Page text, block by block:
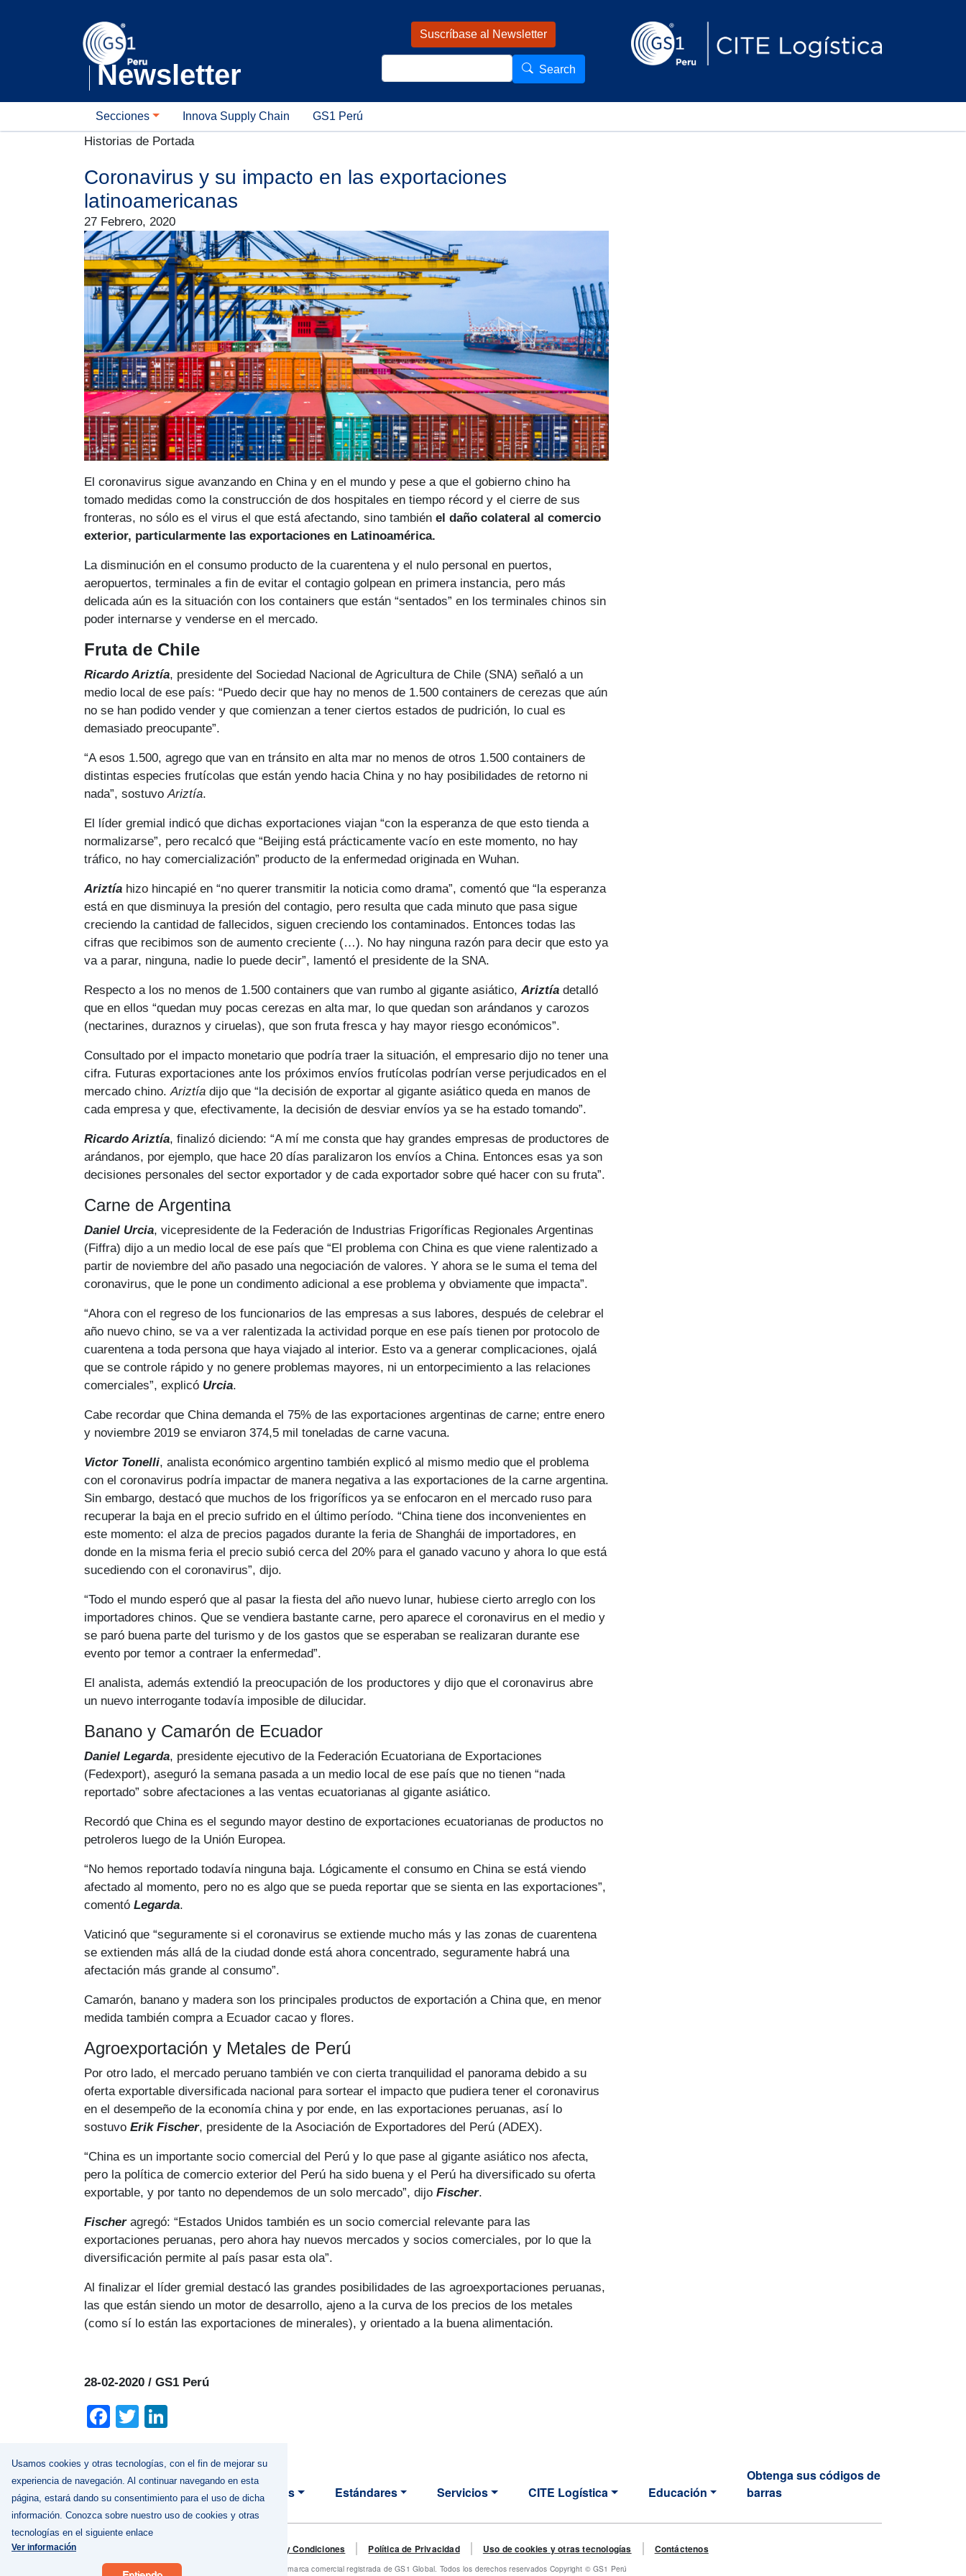
Newsletter
Suscríbase al Newsletter
Search
GS1 Newsletter
Secciones Innova Supply Chain GS1 Perú
Historias de Portada
Coronavirus y su impacto en las exportaciones
latinoamericanas
27 Febrero, 2020
El coronavirus sigue avanzando en China y en el mundo y pese a que el gobierno chino ha
tomado medidas como la construcción de dos hospitales en tiempo récord y el cierre de sus
fronteras, no sólo es el virus el que está afectando, sino también el daño colateral al comercio
exterior, particularmente las exportaciones en Latinoamérica.
La disminución en el consumo producto de la cuarentena y el nulo personal en puertos,
aeropuertos, terminales a fin de evitar el contagio golpean en primera instancia, pero más
delicada aún es la situación con los containers que están “sentados” en los terminales chinos sin
poder internarse y venderse en el mercado.
Fruta de Chile
Ricardo Ariztía, presidente del Sociedad Nacional de Agricultura de Chile (SNA) señaló a un
medio local de ese país: “Puedo decir que hay no menos de 1.500 containers de cerezas que aún
no se han podido vender y que comienzan a tener ciertos estados de pudrición, lo cual es
demasiado preocupante”.
“A esos 1.500, agrego que van en tránsito en alta mar no menos de otros 1.500 containers de
distintas especies frutícolas que están yendo hacia China y no hay posibilidades de retorno ni
nada”, sostuvo Ariztía.
El líder gremial indicó que dichas exportaciones viajan “con la esperanza de que esto tienda a
normalizarse”, pero recalcó que “Beijing está prácticamente vacío en este momento, no hay
tráfico, no hay comercialización” producto de la enfermedad originada en Wuhan.
Ariztía hizo hincapié en “no querer transmitir la noticia como drama”, comentó que “la esperanza
está en que disminuya la presión del contagio, pero resulta que cada minuto que pasa sigue
creciendo la cantidad de fallecidos, siguen creciendo los contaminados. Entonces todas las
cifras que recibimos son de aumento creciente (…). No hay ninguna razón para decir que esto ya
va a parar, ninguna, nadie lo puede decir”, lamentó el presidente de la SNA.
Respecto a los no menos de 1.500 containers que van rumbo al gigante asiático, Ariztía detalló
que en ellos “quedan muy pocas cerezas en alta mar, lo que quedan son arándanos y carozos
(nectarines, duraznos y ciruelas), que son fruta fresca y hay mayor riesgo económicos”.
Consultado por el impacto monetario que podría traer la situación, el empresario dijo no tener una
cifra. Futuras exportaciones ante los próximos envíos frutícolas podrían verse perjudicados en el
mercado chino. Ariztía dijo que “la decisión de exportar al gigante asiático queda en manos de
cada empresa y que, efectivamente, la decisión de desviar envíos ya se ha estado tomando”.
Ricardo Ariztía, finalizó diciendo: “A mí me consta que hay grandes empresas de productores de
arándanos, por ejemplo, que hace 20 días paralizaron los envíos a China. Entonces esas ya son
decisiones personales del sector exportador y de cada exportador sobre qué hacer con su fruta”.
Carne de Argentina
Daniel Urcia, vicepresidente de la Federación de Industrias Frigoríficas Regionales Argentinas
(Fiffra) dijo a un medio local de ese país que “El problema con China es que viene ralentizado a
partir de noviembre del año pasado una negociación de valores. Y ahora se le suma el tema del
coronavirus, que le pone un condimento adicional a ese problema y obviamente que impacta”.
“Ahora con el regreso de los funcionarios de las empresas a sus labores, después de celebrar el
año nuevo chino, se va a ver ralentizada la actividad porque en ese país tienen por protocolo de
cuarentena a toda persona que haya viajado al interior. Esto va a generar complicaciones, ojalá
que se controle rápido y no genere problemas mayores, ni un entorpecimiento a las relaciones
comerciales”, explicó Urcia.
Cabe recordar que China demanda el 75% de las exportaciones argentinas de carne; entre enero
y noviembre 2019 se enviaron 374,5 mil toneladas de carne vacuna.
Victor Tonelli, analista económico argentino también explicó al mismo medio que el problema
con el coronavirus podría impactar de manera negativa a las exportaciones de la carne argentina.
Sin embargo, destacó que muchos de los frigoríficos ya se enfocaron en el mercado ruso para
recuperar la baja en el precio sufrido en el último período. “China tiene dos inconvenientes en
este momento: el alza de precios pagados durante la feria de Shanghái de importadores, en
donde en la misma feria el precio subió cerca del 20% para el ganado vacuno y ahora lo que está
sucediendo con el coronavirus”, dijo.
“Todo el mundo esperó que al pasar la fiesta del año nuevo lunar, hubiese cierto arreglo con los
importadores chinos. Que se vendiera bastante carne, pero aparece el coronavirus en el medio y
se paró buena parte del turismo y de los gastos que se esperaban se realizaran durante ese
evento por temor a contraer la enfermedad”.
El analista, además extendió la preocupación de los productores y dijo que el coronavirus abre
un nuevo interrogante todavía imposible de dilucidar.
Banano y Camarón de Ecuador
Daniel Legarda, presidente ejecutivo de la Federación Ecuatoriana de Exportaciones
(Fedexport), aseguró la semana pasada a un medio local de ese país que no tienen “nada
reportado” sobre afectaciones a las ventas ecuatorianas al gigante asiático.
Recordó que China es el segundo mayor destino de exportaciones ecuatorianas de productos no
petroleros luego de la Unión Europea.
“No hemos reportado todavía ninguna baja. Lógicamente el consumo en China se está viendo
afectado al momento, pero no es algo que se pueda reportar que se sienta en las exportaciones”,
comentó Legarda.
Vaticinó que “seguramente si el coronavirus se extiende mucho más y las zonas de cuarentena
se extienden más allá de la ciudad donde está ahora concentrado, seguramente habrá una
afectación más grande al consumo”.
Camarón, banano y madera son los principales productos de exportación a China que, en menor
medida también compra a Ecuador cacao y flores.
Agroexportación y Metales de Perú
Por otro lado, el mercado peruano también ve con cierta tranquilidad el panorama debido a su
oferta exportable diversificada nacional para sortear el impacto que pudiera tener el coronavirus
en el desempeño de la economía china y por ende, en las exportaciones peruanas, así lo
sostuvo Erik Fischer, presidente de la Asociación de Exportadores del Perú (ADEX).
“China es un importante socio comercial del Perú y lo que pase al gigante asiático nos afecta,
pero la política de comercio exterior del Perú ha sido buena y el Perú ha diversificado su oferta
exportable, y por tanto no dependemos de un solo mercado”, dijo Fischer.
Fischeragregó: “Estados Unidos también es un socio comercial relevante para las
exportaciones peruanas, pero ahora hay nuevos mercados y socios comerciales, por lo que la
diversificación permite al país pasar esta ola”.
Al finalizar el líder gremial destacó las grandes posibilidades de las agroexportaciones peruanas,
las que están siendo un motor de desarrollo, ajeno a la curva de los precios de los metales
(como sí lo están las exportaciones de minerales), y orientado a la buena alimentación.
28-02-2020 / GS1 Perú
Facebook
Twitter
MAIN NAVIGATION
Nosotros Estándares Servicios CITE Logística Educación
Obtenga sus códigos de
barras
Footer menu
Términos y Condiciones Política de Privacidad Uso de cookies y otras tecnologías Contáctenos
GS1 es una marca comercial registrada de GS1 Global. Todos los derechos reservados Copyright © GS1 Perú
Usamos cookies y otras tecnologías, con el fin de mejorar su
experiencia de navegación. Al continuar navegando en esta
página, estará dando su consentimiento para el uso de dicha
información. Conozca sobre nuestro uso de cookies y otras
tecnologías en el siguiente enlace
Ver información